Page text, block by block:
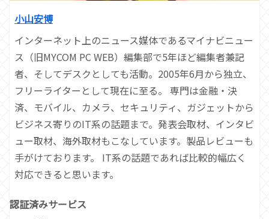
小山安博
インターネット上のニュース媒体であるマイナビニュー
ス（旧MYCOM PC WEB）編集部で5年ほど編集者兼記
者、そしてデスクとしても活動。2005年6月から独立、
フリーライターとして現在に至る。 専門は金融・決
済、モバイル、カメラ、セキュリティ、ガジェットから
ビジネス寄りのIT系の話題まで。発表会取材、インタビ
ュー取材、海外取材もこなしています。製品レビューも
手がけております。 IT系の話題であれば比較的幅広く
対応できると思います。
認証済みサービス